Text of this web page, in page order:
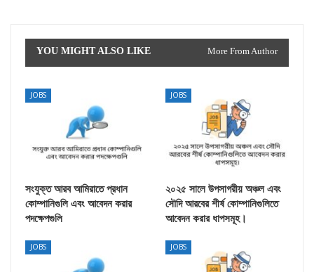
YOU MIGHT ALSO LIKE More From Author
JOBS
সংযুক্ত আরব আমিরাতে প্রধান
কোম্পানিগুলি এবং আবেদন করার
পদক্ষেপগুলি
JOBS
২০২৫ সালে উপসাগরীয় অঞ্চল এবং
সৌদি আরবের শীর্ষ কোম্পানিগুলিতে
আবেদন করার ধাপসমূহ।
JOBS JOBS